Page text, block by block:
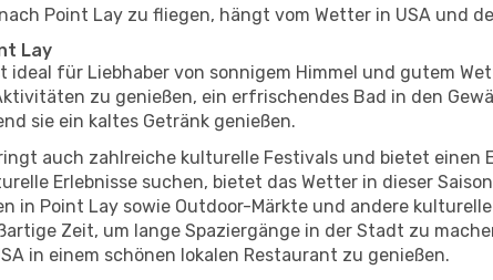
Point Lay zu fliegen, hängt vom Wetter in USA und
Lay
ideal für Liebhaber von sonnigem Himmel und gutem
zu genießen, ein erfrischendes Bad in den
sie ein kaltes Getränk genießen.
auch zahlreiche kulturelle Festivals und bietet
Erlebnisse suchen, bietet das Wetter in dieser
in Point Lay sowie Outdoor-Märkte und andere
Zeit, um lange Spaziergänge in der Stadt zu
in einem schönen lokalen Restaurant zu genießen.